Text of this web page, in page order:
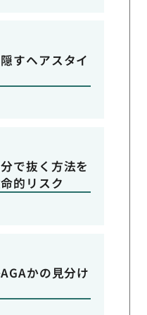
すヘアスタイ
で抜く方法を
的リスク
かの見分け